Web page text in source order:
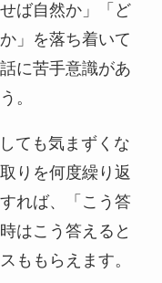
ば自然か」「ど
」を落ち着いて
に苦手意識があ
。
ても気まずくな
りを何度繰り返
れば、「こう答
はこう答えると
ももらえます。